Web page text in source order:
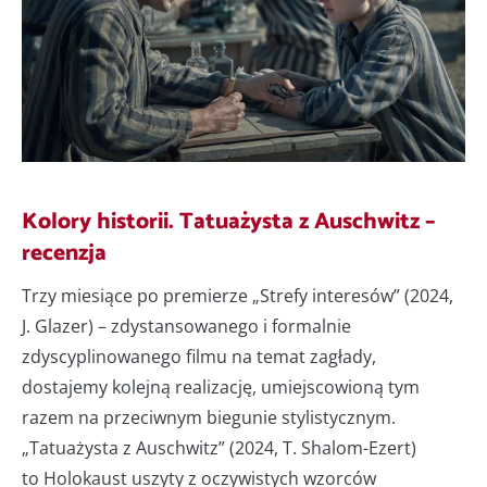
Kolory historii. Tatuażysta z Auschwitz –
recenzja
Trzy miesiące po premierze „Strefy interesów” (2024,
J. Glazer) – zdystansowanego i formalnie
zdyscyplinowanego filmu na temat zagłady,
dostajemy kolejną realizację, umiejscowioną tym
razem na przeciwnym biegunie stylistycznym.
„Tatuażysta z Auschwitz” (2024, T. Shalom-Ezert)
to Holokaust uszyty z oczywistych wzorców